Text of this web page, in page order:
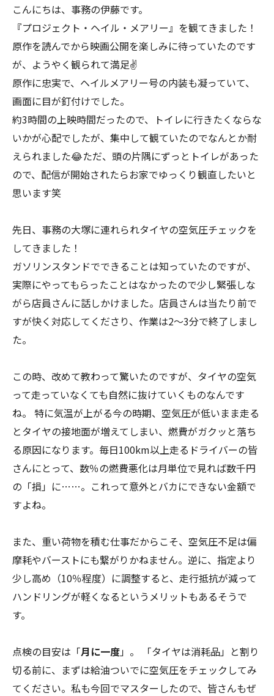
こんにちは、事務の伊藤です。
『プロジェクト・ヘイル・メアリー』を観てきました！
原作を読んでから映画公開を楽しみに待っていたのです
が、ようやく観られて満足✌
原作に忠実で、ヘイルメアリー号の内装も凝っていて、
画面に目が釘付けでした。
約3時間の上映時間だったので、トイレに行きたくならな
いかが心配でしたが、集中して観ていたのでなんとか耐
えられました😂ただ、頭の片隅にずっとトイレがあった
ので、配信が開始されたらお家でゆっくり観直したいと
思います笑
先日、事務の大塚に連れられタイヤの空気圧チェックを
してきました！
ガソリンスタンドでできることは知っていたのですが、
実際にやってもらったことはなかったので少し緊張しな
がら店員さんに話しかけました。店員さんは当たり前で
すが快く対応してくださり、作業は2〜3分で終了しまし
た。
この時、改めて教わって驚いたのですが、タイヤの空気
って走っていなくても自然に抜けていくものなんです
ね。 特に気温が上がる今の時期、空気圧が低いまま走る
とタイヤの接地面が増えてしまい、燃費がガクッと落ち
る原因になります。毎日100km以上走るドライバーの皆
さんにとって、数％の燃費悪化は月単位で見れば数千円
の「損」に……。これって意外とバカにできない金額で
すよね。
また、重い荷物を積む仕事だからこそ、空気圧不足は偏
摩耗やバーストにも繋がりかねません。逆に、指定より
少し高め（10％程度）に調整すると、走行抵抗が減って
ハンドリングが軽くなるというメリットもあるそうで
す。
点検の目安は「月に一度」。 「タイヤは消耗品」と割り
切る前に、まずは給油ついでに空気圧をチェックしてみ
てください。私も今回でマスターしたので、皆さんもぜ